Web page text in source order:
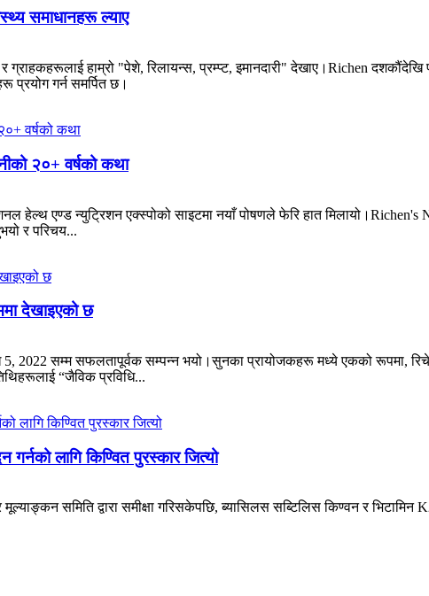
समाधानहरू ल्याए
ग्राहकहरूलाई हाम्रो "पेशे, रिलायन्स, प्रम्प्ट, इमानदारी" देखाए।Richen
प्रयोग गर्न समर्पित छ।
२०+ वर्षको कथा
हेल्थ एण्ड न्युट्रिशन एक्स्पोको साइटमा नयाँ पोषणले फेरि हात
र परिचय...
देखाइएको छ
2022 सम्म सफलतापूर्वक सम्पन्न भयो।सुनका प्रायोजकहरू मध्ये एकको रूपमा,
“जैविक प्रविधि...
लागि किण्वित पुरस्कार जित्यो
मूल्याङ्कन समिति द्वारा समीक्षा गरिसकेपछि, ब्यासिलस सब्टिलिस किण्वन र